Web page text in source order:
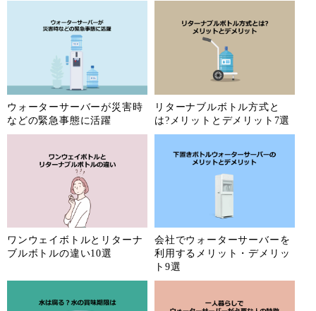
ウォーターサーバーが災害時
などの緊急事態に活躍
リターナブルボトル方式と
は?メリットとデメリット7選
ワンウェイボトルとリターナ
ブルボトルの違い10選
会社でウォーターサーバーを
利用するメリット・デメリッ
ト9選